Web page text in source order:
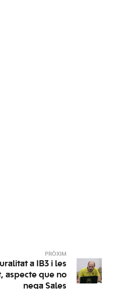
PRÒXIM
a IB3 i les
aspecte que no
nega Sales